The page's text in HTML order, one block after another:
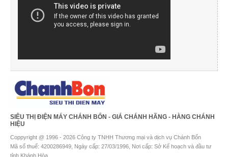
SIÊU THỊ ĐIỆN MÁY CHÁNH BỔN - GIÁ CHÁNH HÃNG - HÀNG CHÁNH
HIỆU
Coppyright @ 1996 - 2026 Công ty TNHH Thương mại và dịch vụ Chánh Bổn
Mã số thuế: 4200286949, Ngày cấp: 27/03/1996, Nơi cấp: Sở Kế hoạch và đầu tư
tỉnh Khánh Hòa